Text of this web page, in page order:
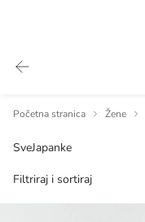
Početna stranica Žene
SveJapanke
Filtriraj i sortiraj